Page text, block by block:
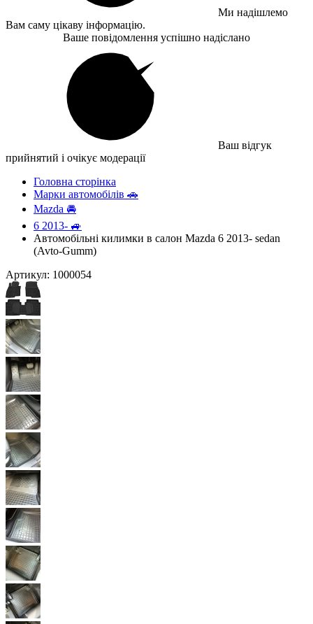
Ми надішлемо
Вам саму цікаву інформацію.
Ваше повідомлення успішно надіслано
Ваш відгук
прийнятий і очікує модерації
Головна сторінка
Марки автомобілів 🚗
Mazda 🚘
6 2013- 🚙
Автомобільні килимки в салон Mazda 6 2013- sedan
(Avto-Gumm)
Артикул: 1000054